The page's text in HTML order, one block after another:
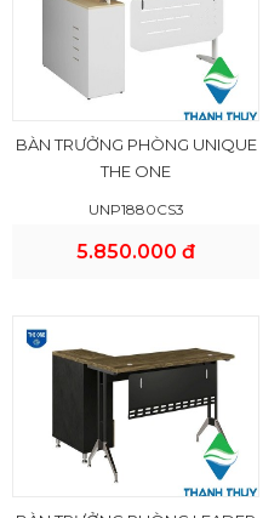
BÀN TRƯỞNG PHÒNG UNIQUE
THE ONE
UNP1880CS3
5.850.000 đ